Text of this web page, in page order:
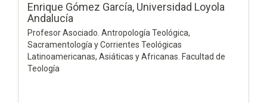
Enrique Gómez García, Universidad Loyola
Andalucía
Profesor Asociado. Antropología Teológica,
Sacramentología y Corrientes Teológicas
Latinoamericanas, Asiáticas y Africanas. Facultad de
Teología